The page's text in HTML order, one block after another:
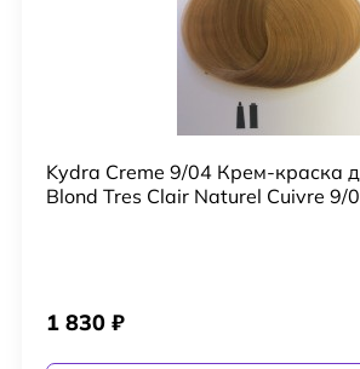
Kydra Creme 9/04 Крем-краска
Blond Tres Clair Naturel Cuivre 9/
1 830 ₽